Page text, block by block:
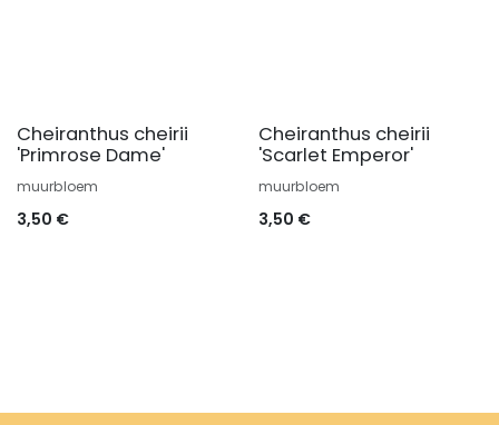
Cheiranthus cheirii
'Primrose Dame'
muurbloem
3,50 €
Cheiranthus cheirii
'Scarlet Emperor'
muurbloem
3,50 €